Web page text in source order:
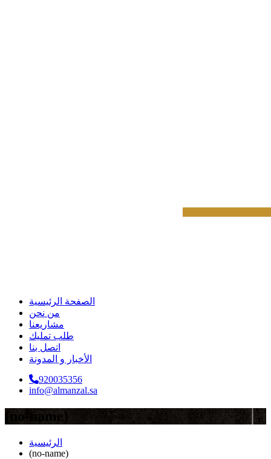
الصفحة الرئيسية
من نحن
مشاريعنا
طلب تمليك
اتصل بنا
الأخبار و المدونة
920035356
info@almanzal.sa
(no-name)
الرئيسية
(no-name)